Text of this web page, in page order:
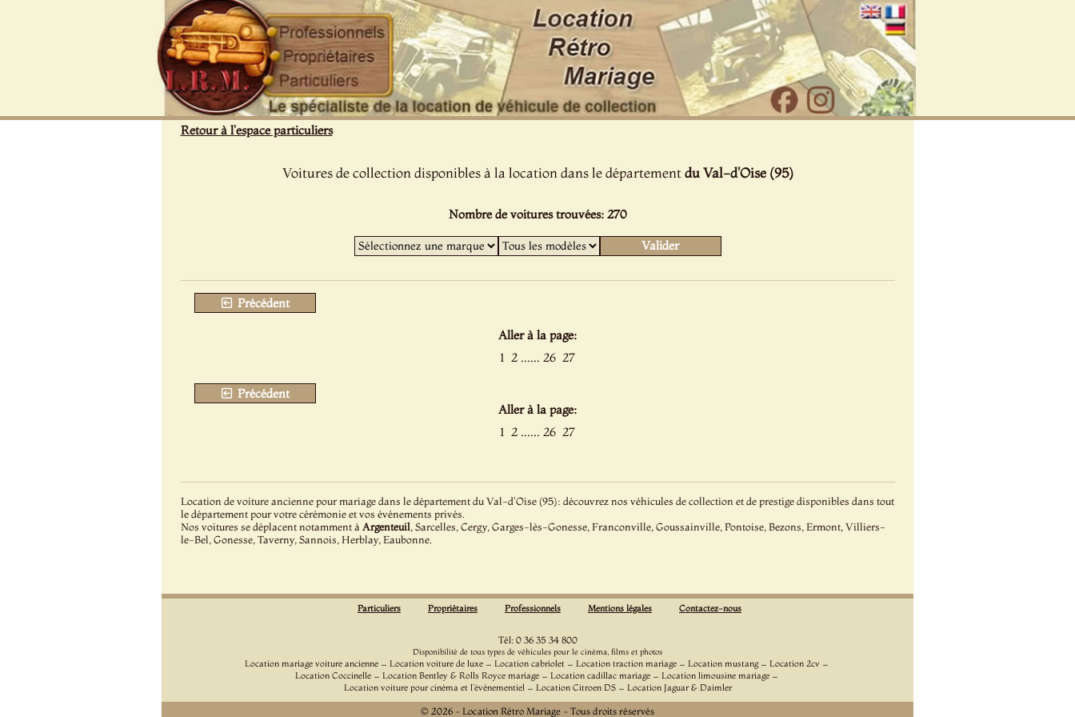
Retour à l'espace particuliers
Voitures de collection disponibles à la location dans le départementdu Val-d'Oise (95)
Nombre de voitures trouvées: 270
Précédent
Aller à la page:
1 2 ...... 26 27
Précédent
Aller à la page:
1 2 ...... 26 27
Location de voiture ancienne pour mariage dans le département du Val-d'Oise (95): découvrez nos véhicules de collection et de prestige disponibles dans tout
le département pour votre cérémonie et vos événements privés.
Nos voitures se déplacent notamment à Argenteuil , Sarcelles, Cergy, Garges-lès-Gonesse, Franconville, Goussainville, Pontoise, Bezons, Ermont, Villiers-
le-Bel, Gonesse, Taverny, Sannois, Herblay, Eaubonne.
Particuliers Propriétaires Professionnels Mentions légales Contactez-nous
Tél: 0 36 35 34 800
Disponibilité de tous types de véhicules pour le cinéma, films et photos
Location mariage voiture ancienne - Location voiture de luxe - Location cabriolet - Location traction mariage - Location mustang - Location 2cv -
Location Coccinelle - Location Bentley & Rolls Royce mariage - Location cadillac mariage - Location limousine mariage -
Location voiture pour cinéma et l'événementiel - Location Citroen DS - Location Jaguar & Daimler
© 2026 - Location Rétro Mariage - Tous droits réservés
Panneau de gestion des cookies